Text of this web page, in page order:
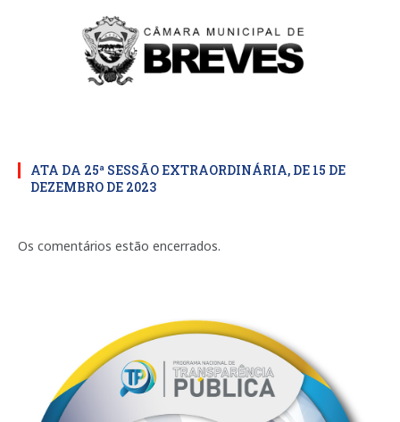
ATA DA 25ª SESSÃO EXTRAORDINÁRIA, DE 15 DE
DEZEMBRO DE 2023
Os comentários estão encerrados.